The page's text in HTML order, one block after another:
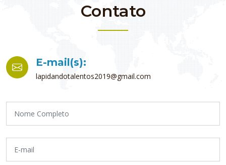
Contato
E-mail(s):
lapidandotalentos2019@gmail.com